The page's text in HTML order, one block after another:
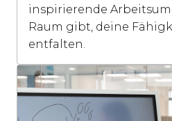
inspirierende
Raum gibt, deine
entfalten.